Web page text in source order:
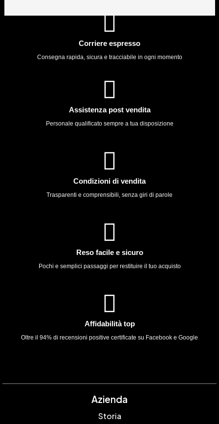
Corriere espresso
Consegna rapida, sicura e tracciabile in ogni momento
Assistenza post vendita
Personale qualificato sempre a tua disposizione
Condizioni di vendita
Trasparenti e comprensibili, senza giri di parole
Reso facile e sicuro
Pochi e semplici passaggi per restituire il tuo acquisto
Affidabilità top
Oltre il 94% di recensioni positive certificate su Facebook e Google
Azienda
Storia